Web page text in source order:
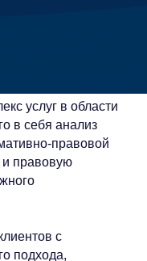
услуг в области
в себя анализ
правовой
и правовую
с
подхода,